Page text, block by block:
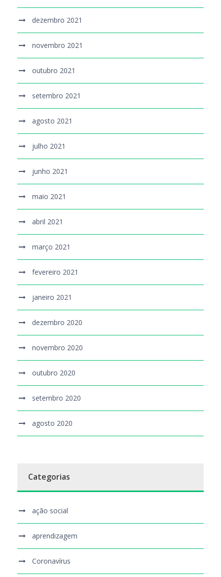
dezembro 2021
novembro 2021
outubro 2021
setembro 2021
agosto 2021
julho 2021
junho 2021
maio 2021
abril 2021
março 2021
fevereiro 2021
janeiro 2021
dezembro 2020
novembro 2020
outubro 2020
setembro 2020
agosto 2020
Categorias
ação social
aprendizagem
Coronavírus